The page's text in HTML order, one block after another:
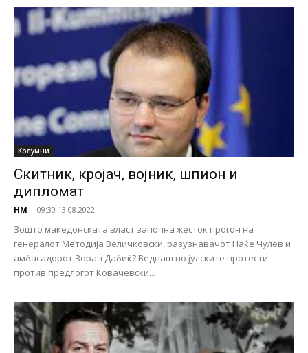
Колумни
Скитник, кројач, војник, шпион и
дипломат
НМ - 09:30 13.08.2022
Зошто македонската власт започна жесток прогон на
генералот Методија Величковски, разузнавачот Наќе Чулев и
амбасадорот Зоран Дабиќ? Веднаш по јулските протести
против предлогот Ковачевски...